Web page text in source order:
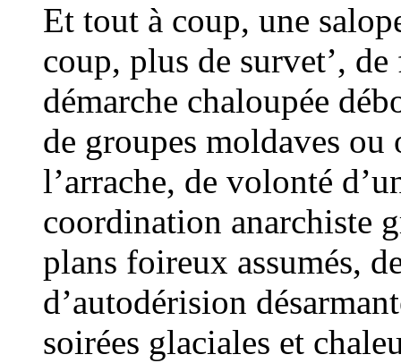
Et tout à coup, une
coup, plus de survet’,
démarche chaloupée
de groupes moldaves ou
l’arrache, de volonté
coordination anarchiste
plans foireux assumés,
d’autodérision
soirées glaciales et